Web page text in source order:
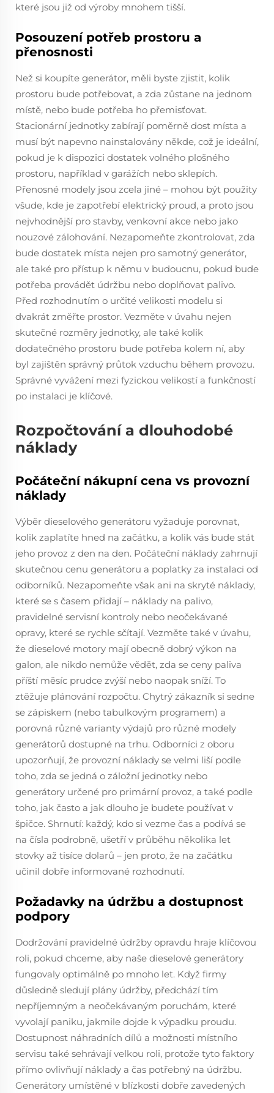
které jsou již od výroby mnohem tišší.
Posouzení potřeb prostoru a
přenosnosti
Než si koupíte generátor, měli byste zjistit, kolik
prostoru bude potřebovat, a zda zůstane na jednom
místě, nebo bude potřeba ho přemisťovat.
Stacionární jednotky zabírají poměrně dost místa a
musí být napevno nainstalovány někde, což je ideální,
pokud je k dispozici dostatek volného plošného
prostoru, například v garážích nebo sklepích.
Přenosné modely jsou zcela jiné – mohou být použity
všude, kde je zapotřebí elektrický proud, a proto jsou
nejvhodnější pro stavby, venkovní akce nebo jako
nouzové zálohování. Nezapomeňte zkontrolovat, zda
bude dostatek místa nejen pro samotný generátor,
ale také pro přístup k němu v budoucnu, pokud bude
potřeba provádět údržbu nebo doplňovat palivo.
Před rozhodnutím o určité velikosti modelu si
dvakrát změřte prostor. Vezměte v úvahu nejen
skutečné rozměry jednotky, ale také kolik
dodatečného prostoru bude potřeba kolem ní, aby
byl zajištěn správný průtok vzduchu během provozu.
Správné vyvážení mezi fyzickou velikostí a funkčností
po instalaci je klíčové.
Rozpočtování a dlouhodobé
náklady
Počáteční nákupní cena vs provozní
náklady
Výběr dieselového generátoru vyžaduje porovnat,
kolik zaplatíte hned na začátku, a kolik vás bude stát
jeho provoz z den na den. Počáteční náklady zahrnují
skutečnou cenu generátoru a poplatky za instalaci od
odborníků. Nezapomeňte však ani na skryté náklady,
které se s časem přidají – náklady na palivo,
pravidelné servisní kontroly nebo neočekávané
opravy, které se rychle sčítají. Vezměte také v úvahu,
že dieselové motory mají obecně dobrý výkon na
galon, ale nikdo nemůže vědět, zda se ceny paliva
příští měsíc prudce zvýší nebo naopak sníží. To
ztěžuje plánování rozpočtu. Chytrý zákazník si sedne
se zápiskem (nebo tabulkovým programem) a
porovná různé varianty výdajů pro různé modely
generátorů dostupné na trhu. Odborníci z oboru
upozorňují, že provozní náklady se velmi liší podle
toho, zda se jedná o záložní jednotky nebo
generátory určené pro primární provoz, a také podle
toho, jak často a jak dlouho je budete používat v
špičce. Shrnutí: každý, kdo si vezme čas a podívá se
na čísla podrobně, ušetří v průběhu několika let
stovky až tisíce dolarů – jen proto, že na začátku
učinil dobře informované rozhodnutí.
Požadavky na údržbu a dostupnost
podpory
Dodržování pravidelné údržby opravdu hraje klíčovou
roli, pokud chceme, aby naše dieselové generátory
fungovaly optimálně po mnoho let. Když firmy
důsledně sledují plány údržby, předchází tím
nepříjemným a neočekávaným poruchám, které
vyvolají paniku, jakmile dojde k výpadku proudu.
Dostupnost náhradních dílů a možnosti místního
servisu také sehrávají velkou roli, protože tyto faktory
přímo ovlivňují náklady a čas potřebný na údržbu.
Generátory umístěné v blízkosti dobře zavedených